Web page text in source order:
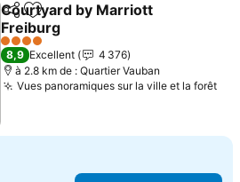
PartagerAjouter à mes favoris
Courtyard by Marriott
Freiburg
4 Étoiles
8,9 Excellent
4 376
à 2.8 km de : Quartier Vauban
Vues panoramiques sur la ville et la forêt